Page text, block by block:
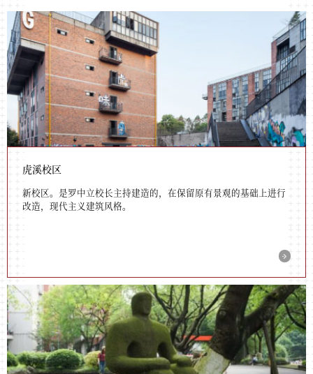
虎溪校区
新校区。是罗中立校长主持建造的，在保留原有景观的基础上进行
改造，现代主义建筑风格。